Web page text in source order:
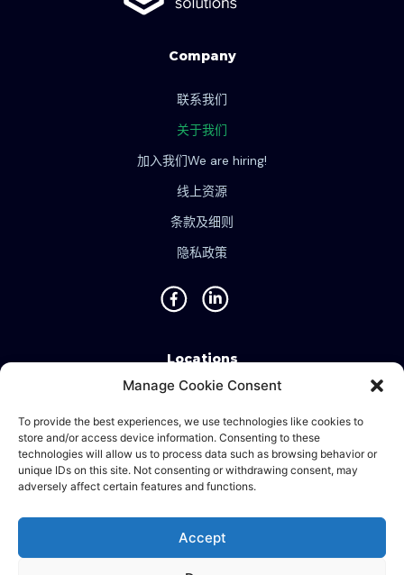
Manage Cookie Consent
To provide the best experiences, we use technologies like cookies to
store and/or access device information. Consenting to these
technologies will allow us to process data such as browsing behavior or
unique IDs on this site. Not consenting or withdrawing consent, may
adversely affect certain features and functions.
Accept
Company
联系我们
关于我们
加入我们We are hiring!
线上资源
条款及细则
隐私政策
Locations
Singapore • Malaysia • Indonesia • Vietnam • Thailand
• Philippines • Taiwan • Hong Kong • Bosnia • United
Kingdom • China
Company Registration No./UEN: